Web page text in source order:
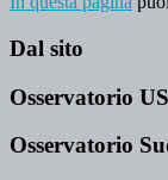
Dal sito
Osservatorio
Osservatorio